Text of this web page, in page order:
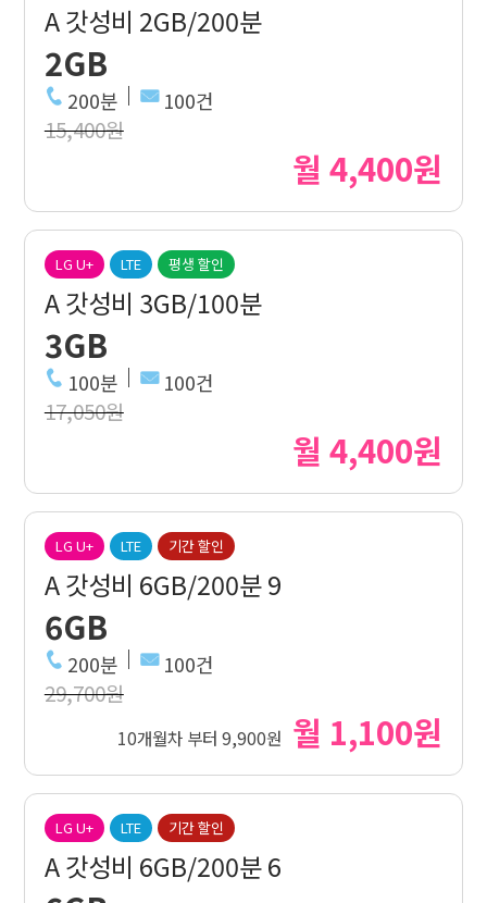
A 갓성비 2GB/200분
2GB
200분 100건
15,400원
월 4,400원
LG U+ LTE 평생 할인
A 갓성비 3GB/100분
3GB
100분 100건
17,050원
월 4,400원
LG U+ LTE 기간 할인
A 갓성비 6GB/200분 9
6GB
200분 100건
29,700원
10개월차 부터 9,900원 월 1,100원
LG U+ LTE 기간 할인
A 갓성비 6GB/200분 6